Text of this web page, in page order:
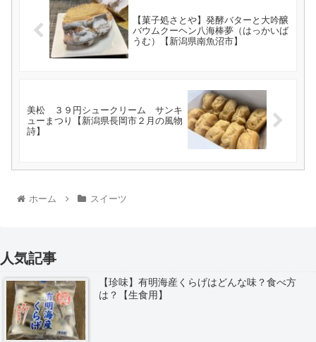
【菓子処さとや】発酵バターと大吟醸
バウムクーヘン八海棒夢（はっかいば
うむ）【新潟県南魚沼市】
美松 ３９円シュークリーム サンキ
ューまつり【新潟県長岡市２月の風物
詩】
ホーム スイーツ
人気記事
【珍味】有明海産くらげはどんな味？食べ方
は？【生食用】